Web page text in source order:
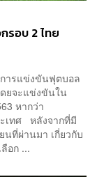
รอบ 2 ไทย
ารแข่งขันฟุตบอล
ยจะแข่งขันใน
หากว่า
เทศ หลังจากที่มี
ที่ผ่านมา เกี่ยวกับ
อก ...